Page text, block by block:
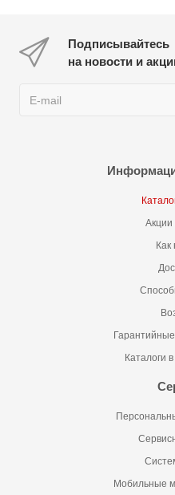
Подписывайтесь
на новости и
Акции
Как
Каталоги
Мобильные